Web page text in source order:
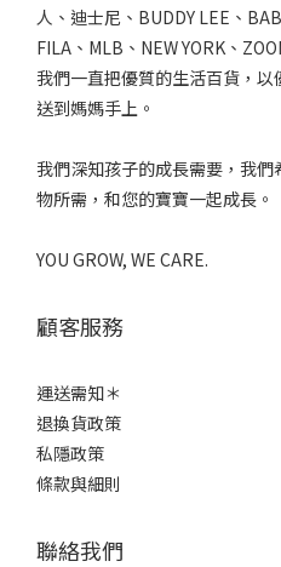
人、迪士尼、BUDDY LEE、
FILA、MLB、NEW YORK、
我們一直把優質的生活百貨，
送到媽媽手上。
我們深知孩子的成長需要，我
物所需，和您的寶寶一起成長。
YOU GROW, WE CARE.
顧客服務
運送需知＊
退換貨政策
私隱政策
條款與細則
聯絡我們